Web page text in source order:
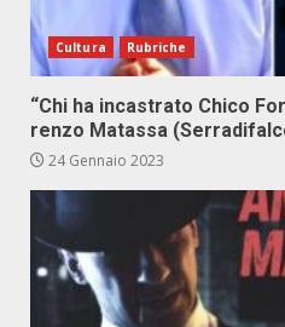
Cultura Rubriche
“Chi ha in­ca­stra­to Chi­co
ren­zo Ma­tas­sa
24 Gennaio 2023